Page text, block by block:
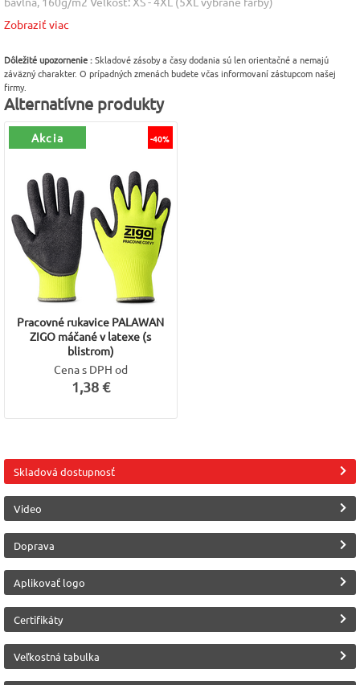
Farba
[16]
Materiál
Bavlna 100%
Výrobca
Zobraziť viac
Dôležité upozornenie :Skladové zásoby a časy dodania sú len orientačné a nemajú
záväzný charakter. O prípadných zmenách budete včas informovaní zástupcom našej
firmy.
Alternatívne produkty
-40%
Akcia
Pracovné rukavice PALAWAN
ZIGO máčané v latexe (s
blistrom)
Cena s DPH od
1,38 €
Skladová dostupnosť
Video
Doprava
Aplikovať logo
Certifikáty
Veľkostná tabulka